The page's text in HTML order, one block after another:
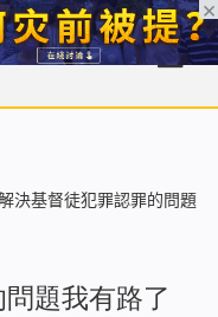
見證 信仰解答 聖經
決基督徒犯罪認罪的問題
題我有路了